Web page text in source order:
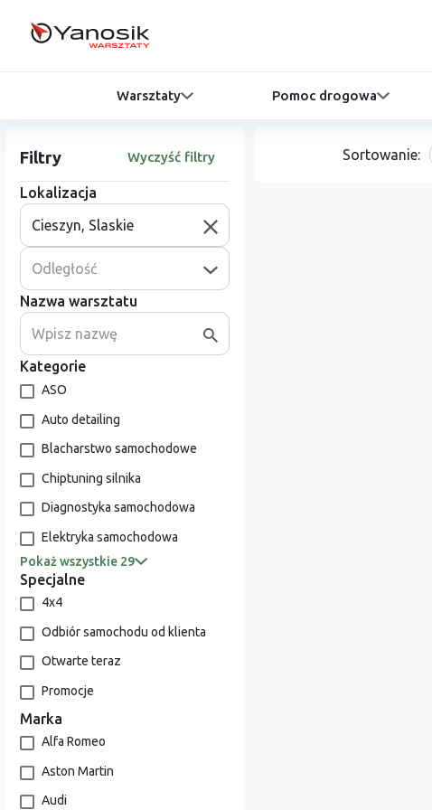
Warsztaty Pomoc drogowa
Filtry Wyczyść filtry
Lokalizacja
Odległość
Nazwa warsztatu
Kategorie
ASO
Auto detailing
Blacharstwo samochodowe
Chiptuning silnika
Diagnostyka samochodowa
Elektryka samochodowa
Pokaż wszystkie 29
Specjalne
4x4
Odbiór samochodu od klienta
Otwarte teraz
Promocje
Marka
Alfa Romeo
Aston Martin
Audi
Sortowanie: